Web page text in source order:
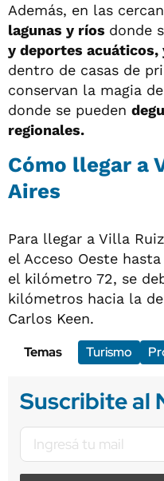
Además, en las
lagunas y ríos donde
y deportes acuáticos,
dentro de casas de
conservan la magia
donde se pueden
regionales.
Cómo llegar a
Aires
Para llegar a Villa
el Acceso Oeste
el kilómetro 72, se
kilómetros hacia la
Carlos Keen.
Temas
Turismo
Suscribite al